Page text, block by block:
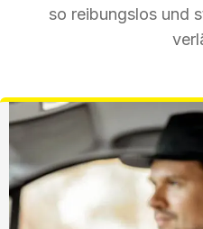
so reibungslos und